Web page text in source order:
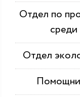
Отдел по
Отдел